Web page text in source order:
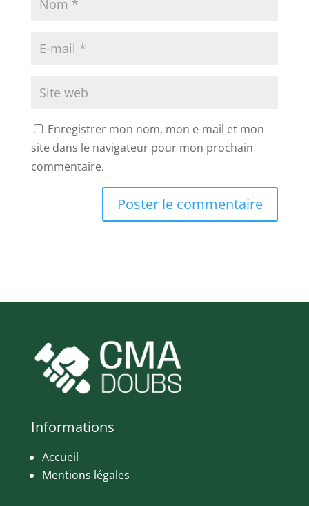
Enregistrer mon nom, mon e-mail et mon
site dans le navigateur pour mon prochain
commentaire.
Informations
Accueil
Mentions légales